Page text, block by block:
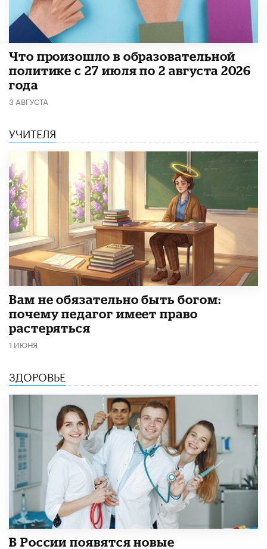
​Что произошло в образовательной
политике с 27 июля по 2 августа 2026
года
3 АВГУСТА
УЧИТЕЛЯ
​Вам не обязательно быть богом:
почему педагог имеет право
растеряться
1 ИЮНЯ
ЗДОРОВЬЕ
В России появятся новые